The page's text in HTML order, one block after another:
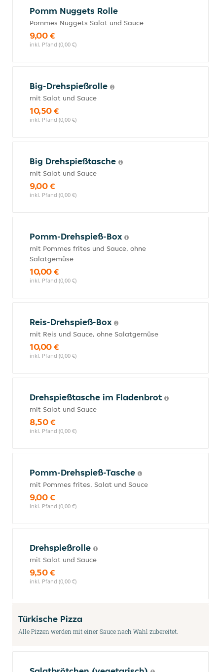
Pomm Nuggets Rolle
Pommes Nuggets Salat und Sauce
9,00 €
inkl. Pfand (0,00 €)
Big-Drehspießrolle
mit Salat und Sauce
10,50 €
inkl. Pfand (0,00 €)
Big Drehspießtasche
mit Salat und Sauce
9,00 €
inkl. Pfand (0,00 €)
Pomm-Drehspieß-Box
mit Pommes frites und Sauce, ohne
Salatgemüse
10,00 €
inkl. Pfand (0,00 €)
Reis-Drehspieß-Box
mit Reis und Sauce, ohne Salatgemüse
10,00 €
inkl. Pfand (0,00 €)
Drehspießtasche im Fladenbrot
mit Salat und Sauce
8,50 €
inkl. Pfand (0,00 €)
Pomm-Drehspieß-Tasche
mit Pommes frites, Salat und Sauce
9,00 €
inkl. Pfand (0,00 €)
Drehspießrolle
mit Salat und Sauce
9,50 €
inkl. Pfand (0,00 €)
Türkische Pizza
Alle Pizzen werden mit einer Sauce nach Wahl zubereitet.